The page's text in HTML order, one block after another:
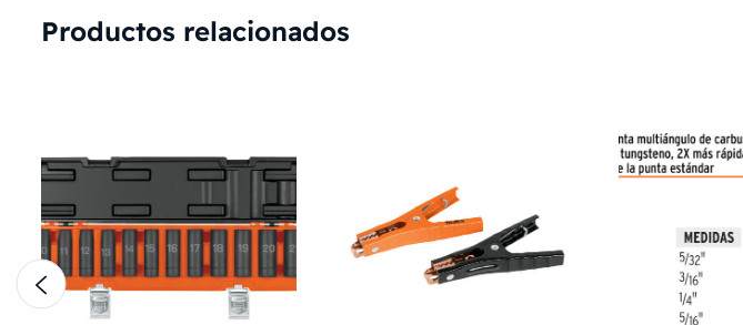
Productos relacionados